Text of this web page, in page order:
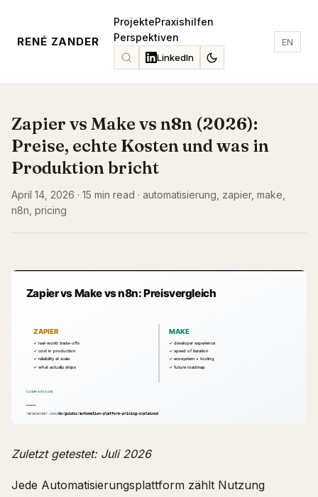
RENÉ ZANDER
ProjektePraxishilfen
Perspektiven
LinkedIn
EN
Zapier vs Make vs n8n (2026):
Preise, echte Kosten und was in
Produktion bricht
April 14, 2026 · 15 min read · automatisierung, zapier, make,
n8n, pricing
Zuletzt getestet: Juli 2026
Jede Automatisierungsplattform zählt Nutzung